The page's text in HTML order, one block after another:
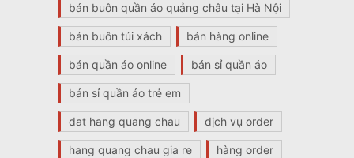
bán buôn quần áo quảng châu tại Hà Nội
bán buôn túi xách bán hàng online
bán quần áo online bán sỉ quần áo
bán sỉ quần áo trẻ em
dat hang quang chau dịch vụ order
hang quang chau gia re hàng order